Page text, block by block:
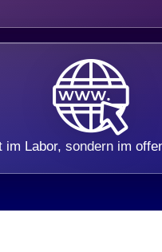
im Labor, sondern im